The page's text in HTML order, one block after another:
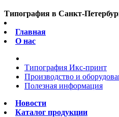
Типография в Санкт-
Главная
О нас
Типография Икс-принт
Производство и
Полезная информация
Новости
Каталог продукции